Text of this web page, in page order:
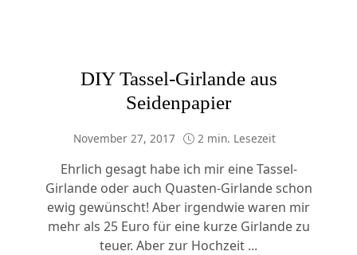
DIY Tassel-Girlande aus
Seidenpapier
November 27, 2017 2 min. Lesezeit
Ehrlich gesagt habe ich mir eine Tassel-
Girlande oder auch Quasten-Girlande schon
ewig gewünscht! Aber irgendwie waren mir
mehr als 25 Euro für eine kurze Girlande zu
teuer. Aber zur Hochzeit ...